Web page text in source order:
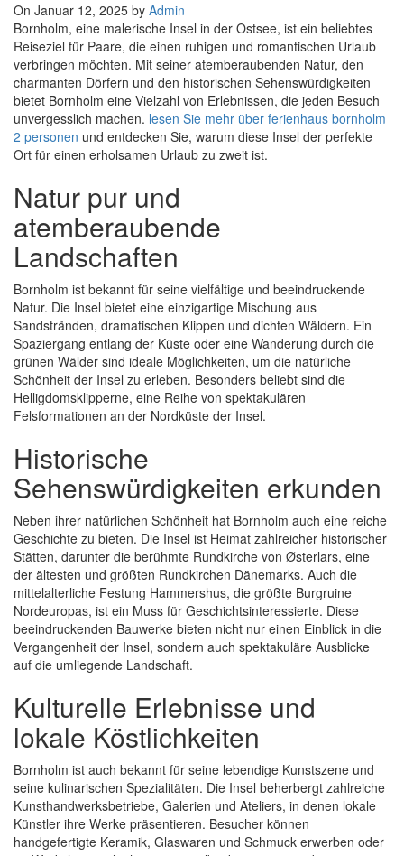
On Januar 12, 2025 by Admin
Bornholm, eine malerische Insel in der Ostsee, ist ein beliebtes
Reiseziel für Paare, die einen ruhigen und romantischen Urlaub
verbringen möchten. Mit seiner atemberaubenden Natur, den
charmanten Dörfern und den historischen Sehenswürdigkeiten
bietet Bornholm eine Vielzahl von Erlebnissen, die jeden Besuch
unvergesslich machen. lesen Sie mehr über ferienhaus bornholm
2 personen und entdecken Sie, warum diese Insel der perfekte
Ort für einen erholsamen Urlaub zu zweit ist.
Natur pur und
atemberaubende
Landschaften
Bornholm ist bekannt für seine vielfältige und beeindruckende
Natur. Die Insel bietet eine einzigartige Mischung aus
Sandstränden, dramatischen Klippen und dichten Wäldern. Ein
Spaziergang entlang der Küste oder eine Wanderung durch die
grünen Wälder sind ideale Möglichkeiten, um die natürliche
Schönheit der Insel zu erleben. Besonders beliebt sind die
Helligdomsklipperne, eine Reihe von spektakulären
Felsformationen an der Nordküste der Insel.
Historische
Sehenswürdigkeiten erkunden
Neben ihrer natürlichen Schönheit hat Bornholm auch eine reiche
Geschichte zu bieten. Die Insel ist Heimat zahlreicher historischer
Stätten, darunter die berühmte Rundkirche von Østerlars, eine
der ältesten und größten Rundkirchen Dänemarks. Auch die
mittelalterliche Festung Hammershus, die größte Burgruine
Nordeuropas, ist ein Muss für Geschichtsinteressierte. Diese
beeindruckenden Bauwerke bieten nicht nur einen Einblick in die
Vergangenheit der Insel, sondern auch spektakuläre Ausblicke
auf die umliegende Landschaft.
Kulturelle Erlebnisse und
lokale Köstlichkeiten
Bornholm ist auch bekannt für seine lebendige Kunstszene und
seine kulinarischen Spezialitäten. Die Insel beherbergt zahlreiche
Kunsthandwerksbetriebe, Galerien und Ateliers, in denen lokale
Künstler ihre Werke präsentieren. Besucher können
handgefertigte Keramik, Glaswaren und Schmuck erwerben oder